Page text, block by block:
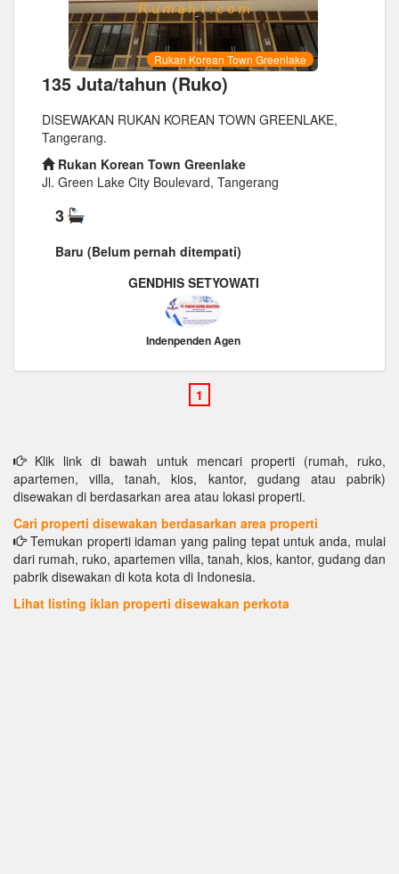
Rukan Korean Town Greenlake
135 Juta/tahun (Ruko)
DISEWAKAN RUKAN KOREAN TOWN GREENLAKE,
Tangerang.
Rukan Korean Town Greenlake
Jl. Green Lake City Boulevard, Tangerang
3
Baru (Belum pernah ditempati)
GENDHIS SETYOWATI
Indenpenden Agen
Klik link di bawah untuk mencari properti (rumah, ruko,
apartemen, villa, tanah, kios, kantor, gudang atau pabrik)
disewakan di berdasarkan area atau lokasi properti.
Cari properti disewakan berdasarkan area properti
Temukan properti idaman yang paling tepat untuk anda, mulai
dari rumah, ruko, apartemen villa, tanah, kios, kantor, gudang dan
pabrik disewakan di kota kota di Indonesia.
Lihat listing iklan properti disewakan perkota